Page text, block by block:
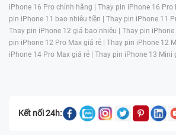
iPhone 16 Pro chính hãng | Thay pin iPhone 16 Pro
pin iPhone 11 bao nhiêu tiền | Thay pin iPhone 11
Thay pin iPhone 12 giá bao nhiêu | Thay pin
pin iPhone 12 Pro Max giá rẻ | Thay pin iPhone 12
iPhone 14 Pro Max giá rẻ | Thay pin iPhone 13 Mini
Kết nối 24h: